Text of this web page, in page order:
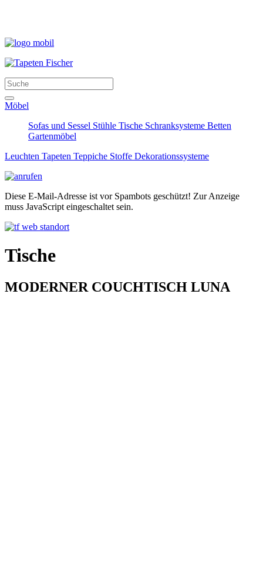
Möbel
Sofas und Sessel Stühle Tische Schranksysteme Betten
Gartenmöbel
Leuchten Tapeten Teppiche Stoffe Dekorationssysteme
Diese E-Mail-Adresse ist vor Spambots geschützt! Zur Anzeige
muss JavaScript eingeschaltet sein.
Tische
MODERNER COUCHTISCH LUNA